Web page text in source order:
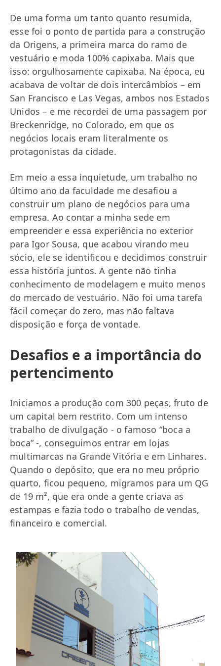
De uma forma um tanto quanto resumida,
esse foi o ponto de partida para a construção
da Origens, a primeira marca do ramo de
vestuário e moda 100% capixaba. Mais que
isso: orgulhosamente capixaba. Na época, eu
acabava de voltar de dois intercâmbios – em
San Francisco e Las Vegas, ambos nos Estados
Unidos – e me recordei de uma passagem por
Breckenridge, no Colorado, em que os
negócios locais eram literalmente os
protagonistas da cidade.
Em meio a essa inquietude, um trabalho no
último ano da faculdade me desafiou a
construir um plano de negócios para uma
empresa. Ao contar a minha sede em
empreender e essa experiência no exterior
para Igor Sousa, que acabou virando meu
sócio, ele se identificou e decidimos construir
essa história juntos. A gente não tinha
conhecimento de modelagem e muito menos
do mercado de vestuário. Não foi uma tarefa
fácil começar do zero, mas não faltava
disposição e força de vontade.
Desafios e a importância do
pertencimento
Iniciamos a produção com 300 peças, fruto de
um capital bem restrito. Com um intenso
trabalho de divulgação - o famoso “boca a
boca” -, conseguimos entrar em lojas
multimarcas na Grande Vitória e em Linhares.
Quando o depósito, que era no meu próprio
quarto, ficou pequeno, migramos para um QG
de 19 m², que era onde a gente criava as
estampas e fazia todo o trabalho de vendas,
financeiro e comercial.